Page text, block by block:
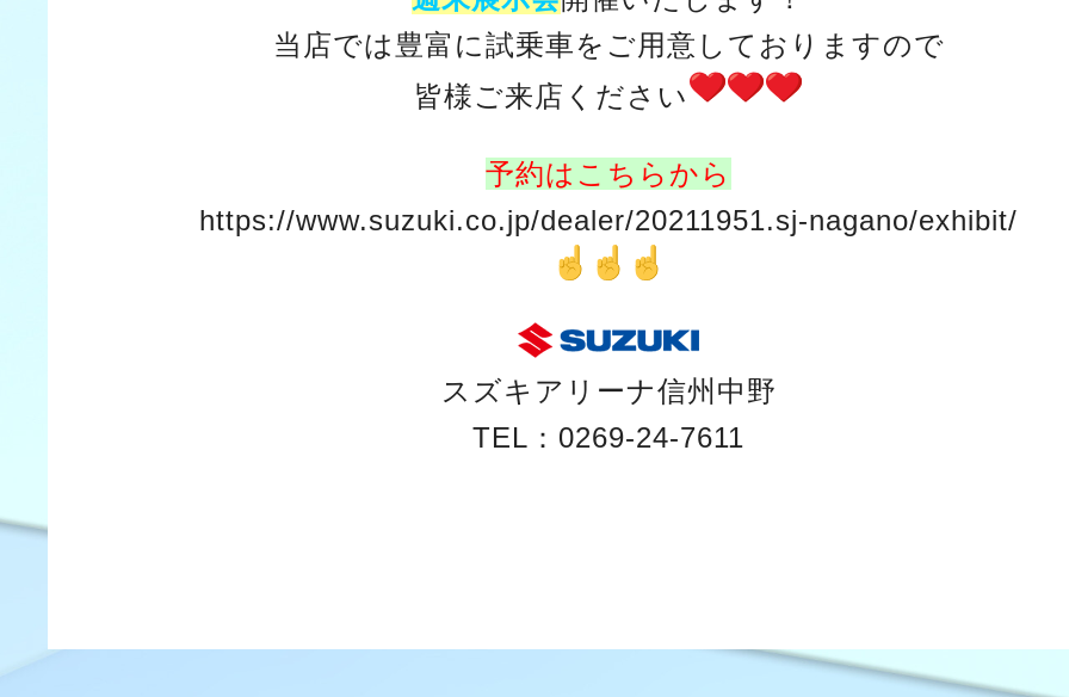
当店では豊富に試乗車をご用意しておりますので
皆様ご来店ください
予約はこちらから
https://www.suzuki.co.jp/dealer/20211951.sj-nagano/exhibit/
スズキアリーナ信州中野
TEL：0269-24-7611